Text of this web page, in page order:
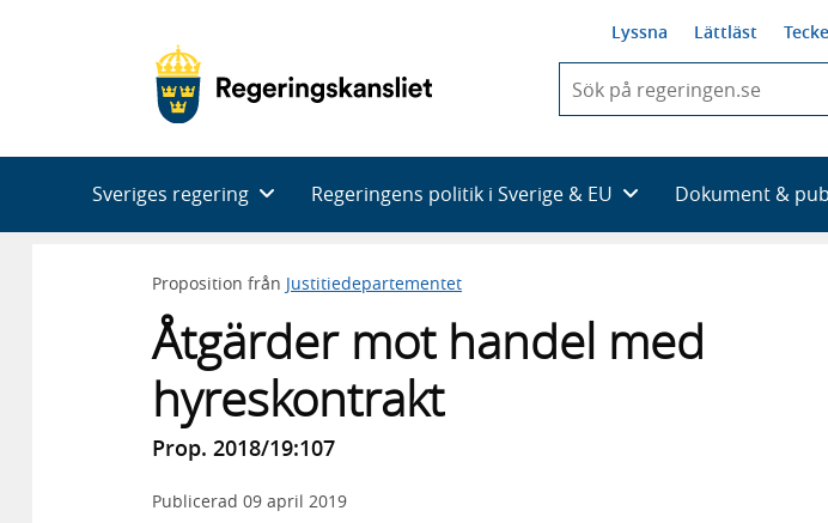
Lyssna Lättläst
du
skriva
framträder
en
Sveriges regering Regeringens politik i Sverige & EU Dokument &
Proposition från Justitiedepartementet
Åtgärder mot handel med
hyreskontrakt
Prop. 2018/19:107
Publicerad 09 april 2019